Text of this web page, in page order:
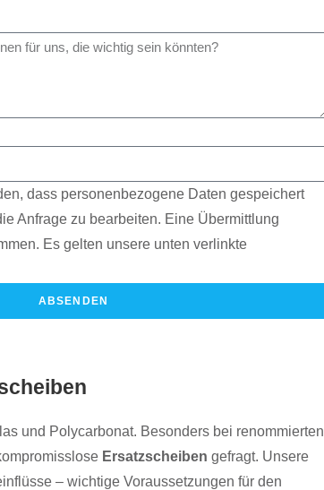
dass personenbezogene Daten gespeichert
Anfrage zu bearbeiten. Eine Übermittlung
Es gelten unsere unten verlinkte
ABSENDEN
und Polycarbonat. Besonders bei renommierten
Ersatzscheiben gefragt. Unsere
– wichtige Voraussetzungen für den